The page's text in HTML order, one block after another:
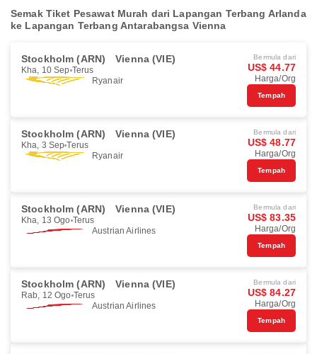
Semak Tiket Pesawat Murah dari Lapangan Terbang Arlanda
ke Lapangan Terbang Antarabangsa Vienna
Stockholm (ARN) Vienna (VIE)
Kha, 10 Sep Terus
Ryanair
Bermula dari
US$ 44.77
Harga/Org
Tempah
Stockholm (ARN) Vienna (VIE)
Kha, 3 Sep Terus
Ryanair
Bermula dari
US$ 48.77
Harga/Org
Tempah
Stockholm (ARN) Vienna (VIE)
Kha, 13 Ogo Terus
Austrian Airlines
Bermula dari
US$ 83.35
Harga/Org
Tempah
Stockholm (ARN) Vienna (VIE)
Rab, 12 Ogo Terus
Austrian Airlines
Bermula dari
US$ 84.27
Harga/Org
Tempah